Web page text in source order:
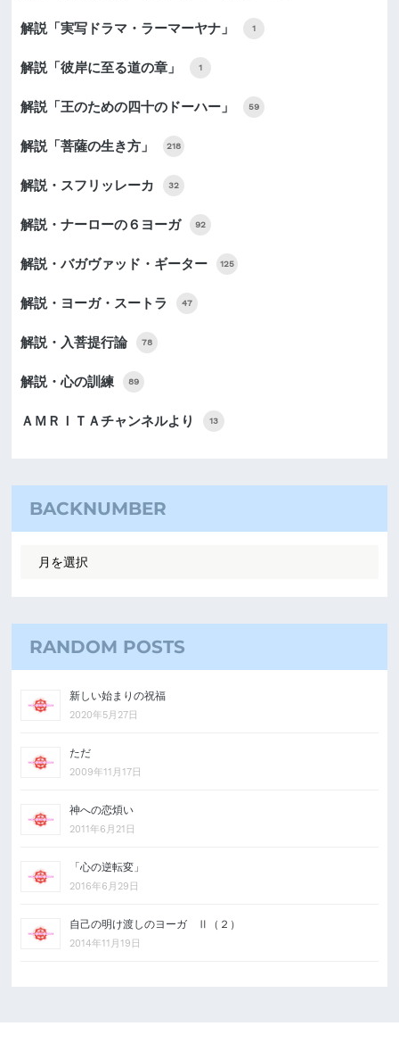
解説「実写ドラマ・ラーマーヤナ」 1
解説「彼岸に至る道の章」 1
解説「王のための四十のドーハー」 59
解説「菩薩の生き方」 218
解説・スフリッレーカ 32
解説・ナーローの６ヨーガ 92
解説・バガヴァッド・ギーター 125
解説・ヨーガ・スートラ 47
解説・入菩提行論 78
解説・心の訓練 89
ＡＭＲＩＴＡチャンネルより 13
BACKNUMBER
RANDOM POSTS
新しい始まりの祝福
2020年5月27日
ただ
2009年11月17日
神への恋煩い
2011年6月21日
「心の逆転変」
2016年6月29日
自己の明け渡しのヨーガ Ⅱ（２）
2014年11月19日